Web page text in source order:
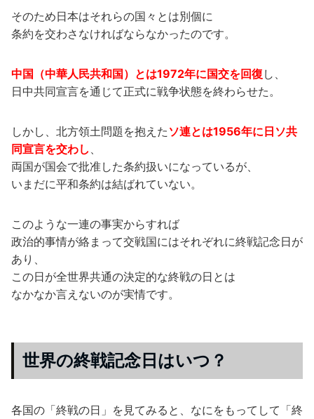
そのため日本はそれらの国々とは別個に
条約を交わさなければならなかったのです。
中国（中華人民共和国）とは1972年に国交を回復 し、
日中共同宣言を通じて正式に戦争状態を終わらせた。
しかし、北方領土問題を抱えた ソ連とは1956年に日ソ共
同宣言を交わし
両国が国会で批准した条約扱いになっているが、
いまだに平和条約は結ばれていない。
このような一連の事実からすれば
政治的事情が絡まって交戦国にはそれぞれに終戦記念日が
あり、
この日が全世界共通の決定的な終戦の日とは
なかなか言えないのが実情です。
世界の終戦記念日はいつ？
各国の「終戦の日」を見てみると、なにをもってして「終